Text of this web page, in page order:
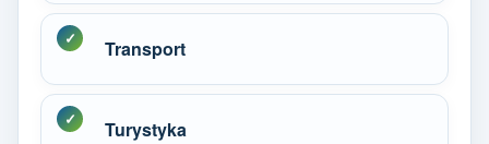
Transport
Turystyka